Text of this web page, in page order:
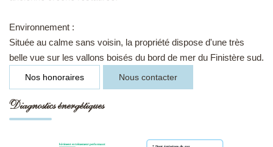
Environnement :
Située au calme sans voisin, la propriété dispose d'une très
belle vue sur les vallons boisés du bord de mer du Finistère sud.
Nos honoraires Nous contacter
Diagnostics énergétiques